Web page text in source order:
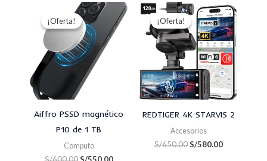
¡Oferta!
¡Oferta!
Aiffro PSSD magnético
P10 de 1 TB
Computo
El
precio
original
era:
S/600.00.
precio
actual
es:
¡Oferta!
¡Oferta!
REDTIGER 4K STARVIS 2
Accesorios
S/650.00
El
precio
original
era:
S/650.00.
S/580.00
El
precio
actual
es:
S/580.00.